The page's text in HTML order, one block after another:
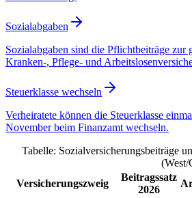
Sozialabgaben
Sozialabgaben sind die Pflichtbeiträge zur
Kranken-, Pflege- und
Steuerklasse wechseln
Verheiratete können die Steuerklasse
November beim Finanzamt wechseln.
Tabelle: Sozialversicherungsbeiträge
(West/
Versicherungszweig
Beitragssatz
2026